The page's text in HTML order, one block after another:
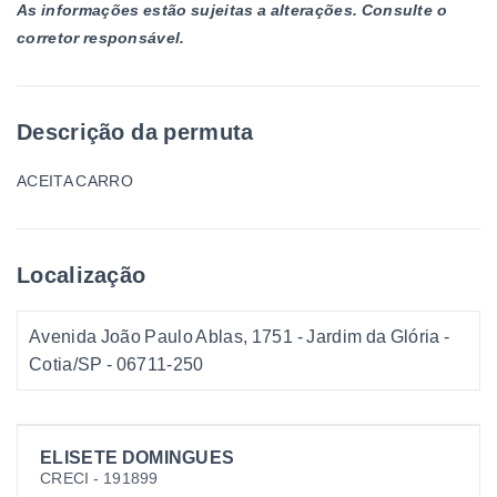
ELISETE DOMINGUES
CRECI - 191899
As informações estão sujeitas a alterações. Consulte o
corretor responsável.
Descrição da permuta
ACEITA CARRO
Localização
Avenida João Paulo Ablas, 1751 - Jardim da Glória -
Cotia/SP - 06711-250